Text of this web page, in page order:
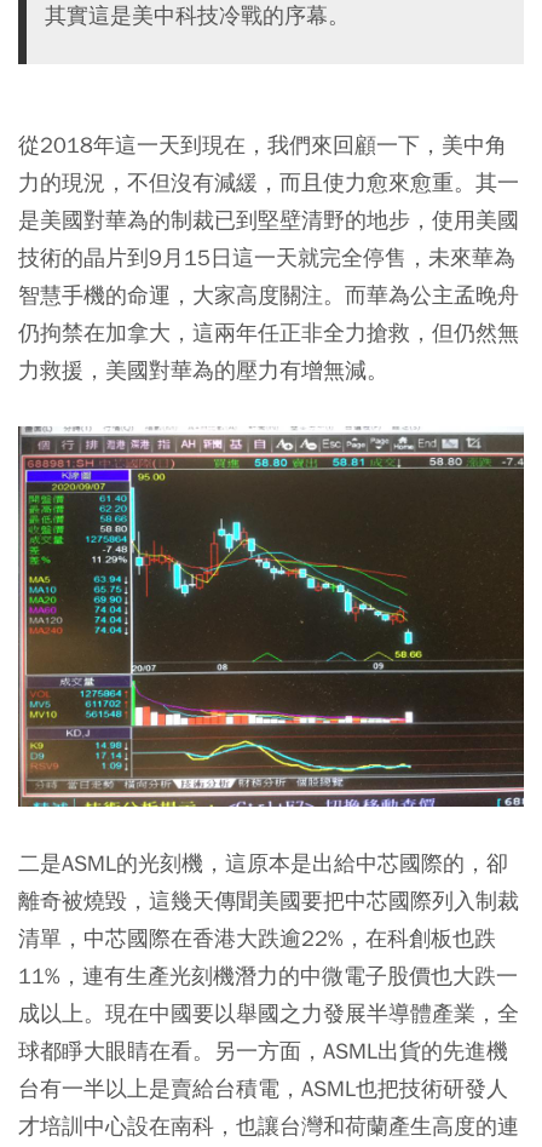
其實這是美中科技冷戰的序幕。
從2018年這一天到現在，我們來回顧一下，美中角
力的現況，不但沒有減緩，而且使力愈來愈重。其一
是美國對華為的制裁已到堅壁清野的地步，使用美國
技術的晶片到9月15日這一天就完全停售，未來華為
智慧手機的命運，大家高度關注。而華為公主孟晚舟
仍拘禁在加拿大，這兩年任正非全力搶救，但仍然無
力救援，美國對華為的壓力有增無減。
二是ASML的光刻機，這原本是出給中芯國際的，卻
離奇被燒毀，這幾天傳聞美國要把中芯國際列入制裁
清單，中芯國際在香港大跌逾22%，在科創板也跌
11%，連有生產光刻機潛力的中微電子股價也大跌一
成以上。現在中國要以舉國之力發展半導體產業，全
球都睜大眼睛在看。另一方面，ASML出貨的先進機
台有一半以上是賣給台積電，ASML也把技術研發人
才培訓中心設在南科，也讓台灣和荷蘭產生高度的連